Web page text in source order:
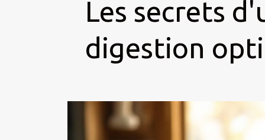
Les secrets
digestion